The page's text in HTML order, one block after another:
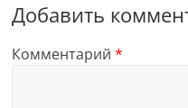
Добавить
Комментарий*